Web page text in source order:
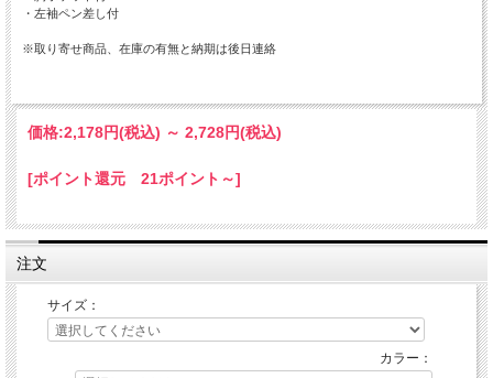
・左袖ペン差し付
※取り寄せ商品、在庫の有無と納期は後日連絡
価格:2,178円(税込) ～ 2,728円(税込)
[ポイント還元 21ポイント～]
注文
サイズ：
カラー：